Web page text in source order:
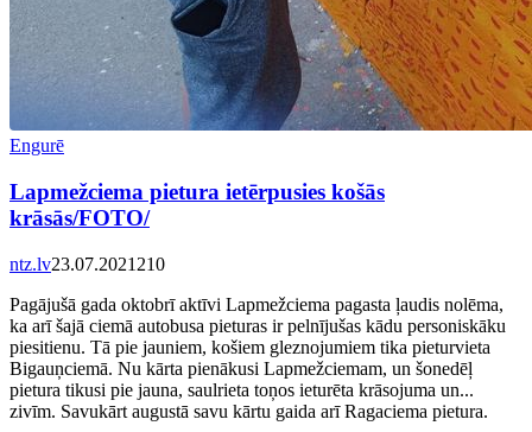
Engurē
Lapmežciema pietura ietērpusies košās
krāsās/FOTO/
ntz.lv23.07.2021 210
Pagājušā gada oktobrī aktīvi Lapmežciema pagasta ļaudis nolēma,
ka arī šajā ciemā autobusa pieturas ir pelnījušas kādu personiskāku
piesitienu. Tā pie jauniem, košiem gleznojumiem tika pieturvieta
Bigauņciemā. Nu kārta pienākusi Lapmežciemam, un šonedēļ
pietura tikusi pie jauna, saulrieta toņos ieturēta krāsojuma un...
zivīm. Savukārt augustā savu kārtu gaida arī Ragaciema pietura.